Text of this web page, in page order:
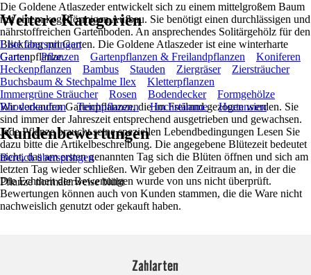
Die Goldene Atlaszeder entwickelt sich zu einem mittelgroßem Baum
mit einem kegelförmigen Aufbau. Sie benötigt einen durchlässigen und
nährstoffreichen Gartenboden. An ansprechendes Solitärgehölz für den
Blickfang mit Garten. Die Goldene Atlaszeder ist eine winterharte
Gartenpflanze.
Wir verkaufen Gartenpflanzen, die im Freiland gezogen werden. Sie
sind immer der Jahreszeit entsprechend ausgetrieben und gewachsen.
Jede Pflanze braucht seine speziellen Lebendbedingungen Lesen Sie
dazu bitte die Artikelbeschreibung. Die angegebene Blütezeit bedeutet
nicht, das am ersten genannten Tag sich die Blüten öffnen und sich am
letzten Tag wieder schließen. Wir geben den Zeitraum an, in der die
Pflanze normalerweise blüht
Weitere Kategorien
Liste überspringen
Garten
Pflanzen Gartenpflanzen & Freilandpflanzen
Koniferen
Heckenpflanzen
Bambus Stauden Ziergräser
Ziersträucher
Buchsbaum & Stechpalme Ilex
Kletterpflanzen
Immergrüne Sträucher
Rosen Bodendecker
Formgehölze
Rhododendron
Teichpflanzen Hochstämme Hortensien
Kundenbewertungen
Bereich überspringen
Die Echtheit der Bewertungen wurde von uns nicht überprüft.
Bewertungen können auch von Kunden stammen, die die Ware nicht
nachweislich genutzt oder gekauft haben.
Zahlarten